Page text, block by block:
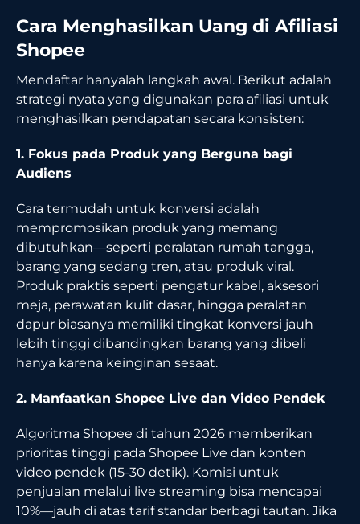
Cara Menghasilkan Uang di Afiliasi
Shopee
Mendaftar hanyalah langkah awal. Berikut adalah
strategi nyata yang digunakan para afiliasi untuk
menghasilkan pendapatan secara konsisten:
1. Fokus pada Produk yang Berguna bagi
Audiens
Cara termudah untuk konversi adalah
mempromosikan produk yang memang
dibutuhkan—seperti peralatan rumah tangga,
barang yang sedang tren, atau produk viral.
Produk praktis seperti pengatur kabel, aksesori
meja, perawatan kulit dasar, hingga peralatan
dapur biasanya memiliki tingkat konversi jauh
lebih tinggi dibandingkan barang yang dibeli
hanya karena keinginan sesaat.
2. Manfaatkan Shopee Live dan Video Pendek
Algoritma Shopee di tahun 2026 memberikan
prioritas tinggi pada Shopee Live dan konten
video pendek (15-30 detik). Komisi untuk
penjualan melalui live streaming bisa mencapai
10%—jauh di atas tarif standar berbagi tautan. Jika